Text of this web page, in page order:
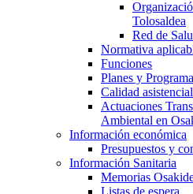
Tolosaldea
Red de
Normativa
Funciones
Planes y
Calidad
Actuaciones
Ambiental en
Información económica
Presupuestos y
Información Sanitaria
Memorias